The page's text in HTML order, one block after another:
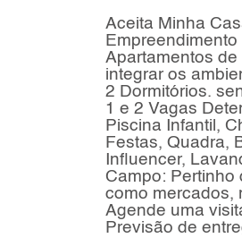
Aceita Minha
Apartamentos de
integrar os
2 Dormitórios.
1 e 2 Vagas
Piscina Infantil,
Festas, Quadra,
Influencer,
Campo: Pertinho
como mercados,
Agende uma
Previsão de